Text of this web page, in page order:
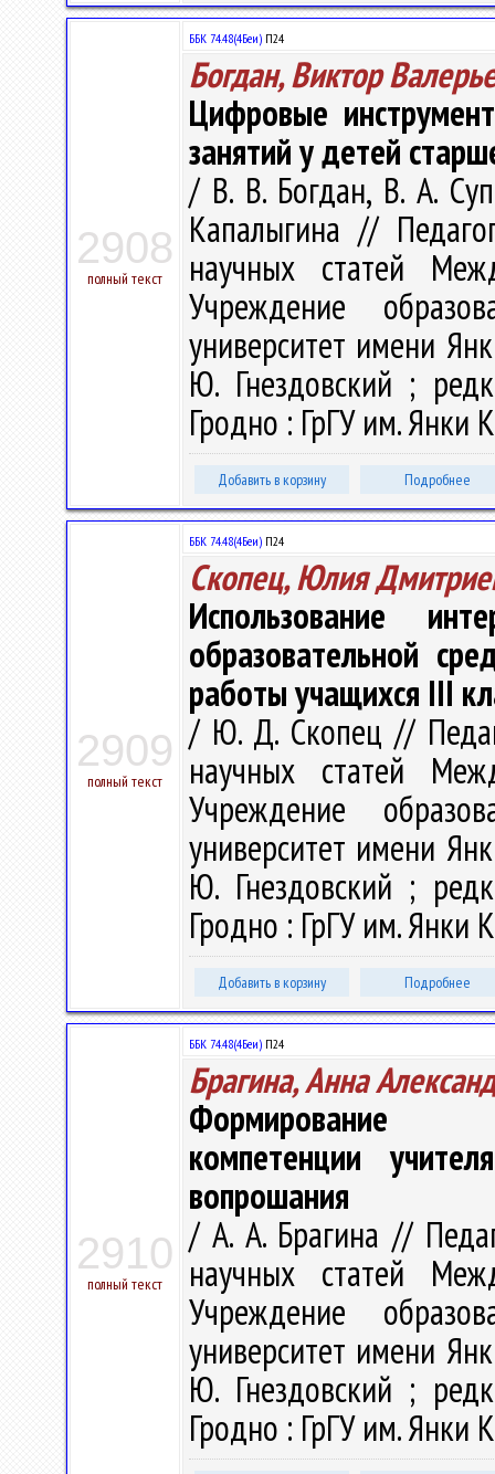
2908
полный текст
ББК 74.48(4Беи) П24
Богдан, Виктор
Цифровые
занятий у детей
/ В. В. Богдан, В. А.
Капалыгина //
научных статей
Учреждение
университет имени
Ю. Гнездовский ;
Гродно : ГрГУ им. Янки
Добавить в корзину Подробнее
2909
полный текст
ББК 74.48(4Беи) П24
Скопец, Юлия
Использование
образовательной
работы учащихся III
/ Ю. Д. Скопец //
научных статей
Учреждение
университет имени
Ю. Гнездовский ;
Гродно : ГрГУ им. Янки
Добавить в корзину Подробнее
2910
полный текст
ББК 74.48(4Беи) П24
Брагина, Анна
Формирование
компетенции
вопрошания
/ А. А. Брагина //
научных статей
Учреждение
университет имени
Ю. Гнездовский ;
Гродно : ГрГУ им. Янки